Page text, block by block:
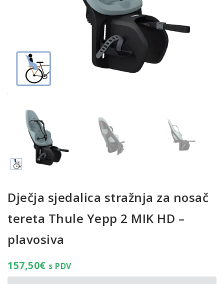
Dječja sjedalica stražnja za nosač
tereta Thule Yepp 2 MIK HD –
plavosiva
157,50€ s PDV